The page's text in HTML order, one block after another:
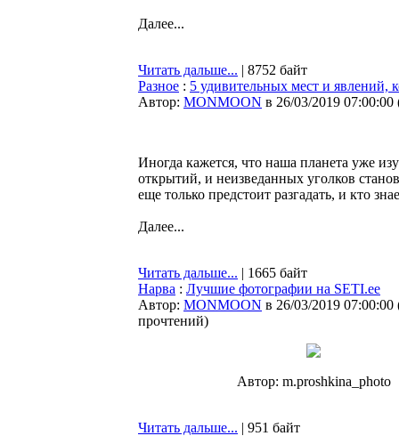
Далее...
Читать дальше... | 8752 байт
Разное : 5 удивительных мест и
Автор: MONMOON в 26/03/2019 07:00:00
Иногда кажется, что наша планета уже
открытий, и неизведанных уголков
еще только предстоит разгадать, и кто
Далее...
Читать дальше... | 1665 байт
Нарва : Лучшие фотографии на SETI.ee
Автор: MONMOON в 26/03/2019 07:00:00
прочтений)
Автор: m.proshkina_photo
Читать дальше... | 951 байт